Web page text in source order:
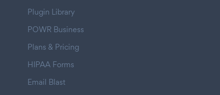
Plugin Library
POWR Business
Plans & Pricing
HIPAA Forms
Email Blast